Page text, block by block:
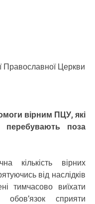
Православної Церкви
вірним ПЦУ, які
перебувають поза
кількість вірних
від наслідків
тимчасово виїхати
сприяти